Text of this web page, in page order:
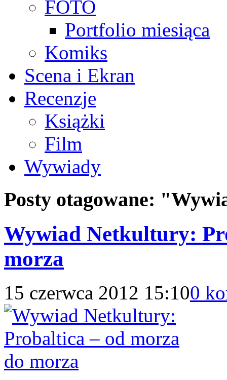
FOTO
Portfolio miesiąca
Komiks
Scena i Ekran
Recenzje
Książki
Film
Wywiady
Posty otagowane:
Wywiad Netkultury:
morza
15 czerwca 2012 15:100